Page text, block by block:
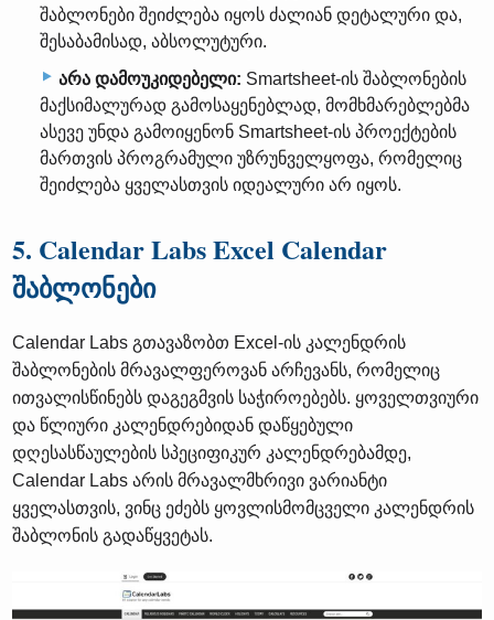
შაბლონები შეიძლება იყოს ძალიან დეტალური და,
შესაბამისად, აბსოლუტური.
არა დამოუკიდებელი: Smartsheet-ის შაბლონების
მაქსიმალურად გამოსაყენებლად, მომხმარებლებმა
ასევე უნდა გამოიყენონ Smartsheet-ის პროექტების
მართვის პროგრამული უზრუნველყოფა, რომელიც
შეიძლება ყველასთვის იდეალური არ იყოს.
5. Calendar Labs Excel Calendar
შაბლონები
Calendar Labs გთავაზობთ Excel-ის კალენდრის
შაბლონების მრავალფეროვან არჩევანს, რომელიც
ითვალისწინებს დაგეგმვის საჭიროებებს. ყოველთვიური
და წლიური კალენდრებიდან დაწყებული
დღესასწაულების სპეციფიკურ კალენდრებამდე,
Calendar Labs არის მრავალმხრივი ვარიანტი
ყველასთვის, ვინც ეძებს ყოვლისმომცველი კალენდრის
შაბლონის გადაწყვეტას.